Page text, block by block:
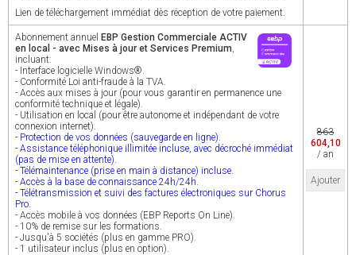
Lien de téléchargement immédiat dès réception de votre paiement.
Abonnement annuel EBP Gestion Commerciale ACTIV
en local - avec Mises à jour et Services Premium,
incluant:
- Interface logicielle Windows®.
- Conformité Loi anti-fraude à la TVA.
- Accès aux mises à jour (pour vous garantir en permanence une
conformité technique et légale).
- Utilisation en local (pour être autonome et indépendant de votre
connexion internet).
- Protection de vos données (sauvegarde en ligne).
- Assistance téléphonique illimitée incluse, avec décroché immédiat
(pas de mise en attente).
- Télémaintenance (prise en main à distance) incluse.
- Accès à la base de connaissance 24h/24h.
- Télétransmission et suivi des factures électroniques sur Chorus
Pro.
- Accès mobile à vos données (EBP Reports On Line).
- 10% de remise sur les formations.
- Jusqu'à 5 sociétés (plus en gamme PRO).
- 1 utilisateur inclus (plus en option).
863
604,10
/ an
Ajouter